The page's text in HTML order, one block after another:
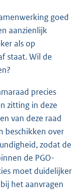
goed
aanzienlijk
als op
staat. Wil de
precies
zitting in deze
van deze raad
beschikken over
zodat de
de PGO-
moet duidelijker
het aanvragen